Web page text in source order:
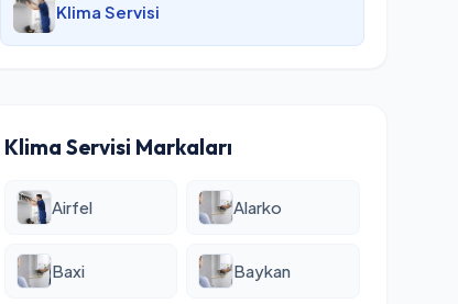
Klima Servisi
Klima Servisi Markaları
Airfel Alarko
Baxi Baykan